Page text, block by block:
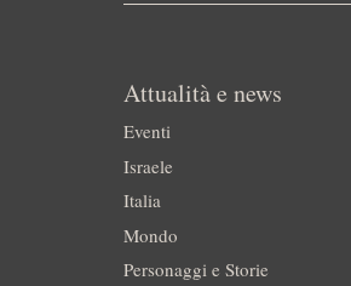
Attualità e news
Eventi
Israele
Italia
Mondo
Personaggi e Storie